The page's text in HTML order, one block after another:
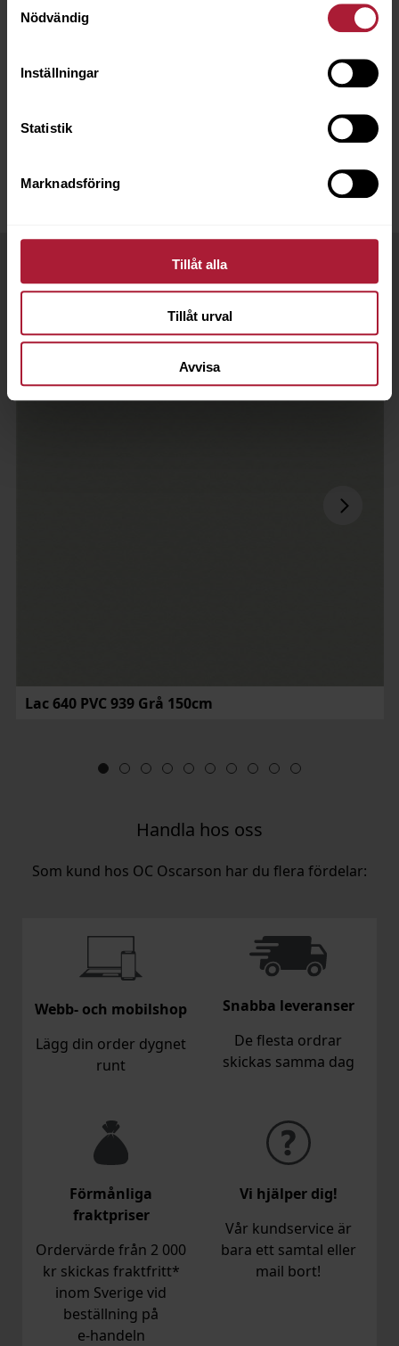
Nödvändig
Inställningar
Statistik
Marknadsföring
Tillåt alla
Tillåt urval
Avvisa
6510-0020
Saldo
Lac 640 PVC 939 Grå 150cm
Handla hos oss
Som kund hos OC Oscarson har du flera fördelar:
Webb- och mobilshop
Lägg din order dygnet
runt
Snabba leveranser
De flesta ordrar
skickas samma dag
Förmånliga
fraktpriser
Ordervärde från 2 000
kr skickas fraktfritt*
inom Sverige vid
beställning på
e‑handeln
Vi hjälper dig!
Vår kundservice är
bara ett samtal eller
mail bort!